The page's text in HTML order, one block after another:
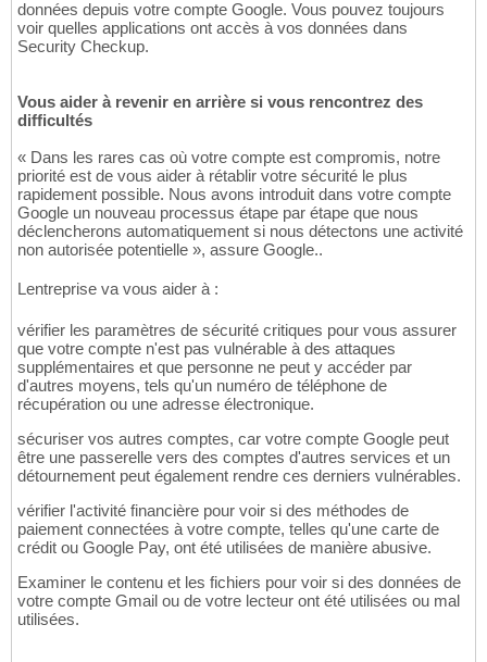
données depuis votre compte Google. Vous pouvez toujours
voir quelles applications ont accès à vos données dans
Security Checkup.
Vous aider à revenir en arrière si vous rencontrez des
difficultés
« Dans les rares cas où votre compte est compromis, notre
priorité est de vous aider à rétablir votre sécurité le plus
rapidement possible. Nous avons introduit dans votre compte
Google un nouveau processus étape par étape que nous
déclencherons automatiquement si nous détectons une activité
non autorisée potentielle », assure Google..
Lentreprise va vous aider à :
vérifier les paramètres de sécurité critiques pour vous assurer
que votre compte n'est pas vulnérable à des attaques
supplémentaires et que personne ne peut y accéder par
d'autres moyens, tels qu'un numéro de téléphone de
récupération ou une adresse électronique.
sécuriser vos autres comptes, car votre compte Google peut
être une passerelle vers des comptes d'autres services et un
détournement peut également rendre ces derniers vulnérables.
vérifier l'activité financière pour voir si des méthodes de
paiement connectées à votre compte, telles qu'une carte de
crédit ou Google Pay, ont été utilisées de manière abusive.
Examiner le contenu et les fichiers pour voir si des données de
votre compte Gmail ou de votre lecteur ont été utilisées ou mal
utilisées.